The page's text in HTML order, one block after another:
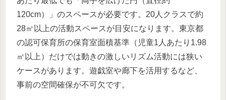
120cm）」のスペースが必要です。20人クラスで約
28㎡以上の活動スペースが目安になります。東京都
の認可保育所の保育室面積基準（児童1人あたり1.98
㎡以上）だけでは動きの激しいリズム活動には狭い
ケースがあります。遊戯室や廊下を活用するなど、
事前の空間確保が不可欠です。